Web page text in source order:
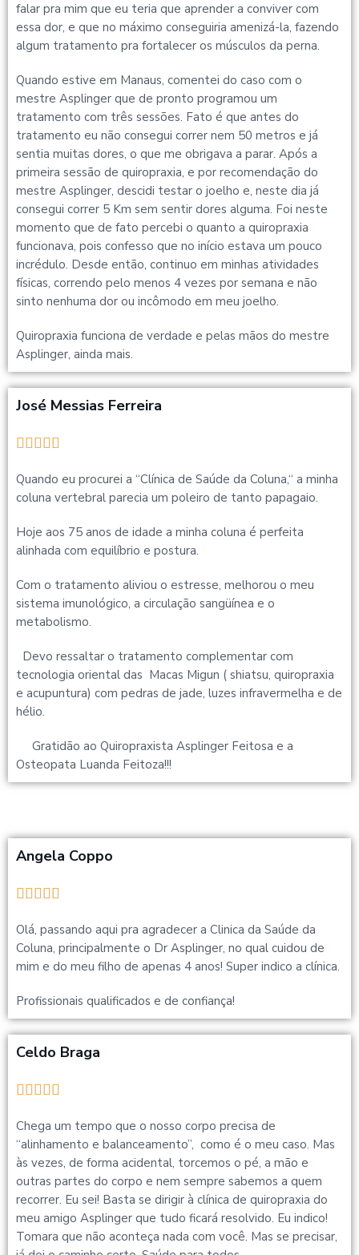
falar pra mim que eu teria que aprender a conviver com
essa dor, e que no máximo conseguiria amenizá-la, fazendo
algum tratamento pra fortalecer os músculos da perna.
Quando estive em Manaus, comentei do caso com o
mestre Asplinger que de pronto programou um
tratamento com três sessões. Fato é que antes do
tratamento eu não consegui correr nem 50 metros e já
sentia muitas dores, o que me obrigava a parar. Após a
primeira sessão de quiropraxia, e por recomendação do
mestre Asplinger, descidi testar o joelho e, neste dia já
consegui correr 5 Km sem sentir dores alguma. Foi neste
momento que de fato percebi o quanto a quiropraxia
funcionava, pois confesso que no início estava um pouco
incrédulo. Desde então, continuo em minhas atividades
físicas, correndo pelo menos 4 vezes por semana e não
sinto nenhuma dor ou incômodo em meu joelho.
Quiropraxia funciona de verdade e pelas mãos do mestre
Asplinger, ainda mais.
José Messias Ferreira
    
Quando eu procurei a “Clínica de Saúde da Coluna,“ a minha
coluna vertebral parecia um poleiro de tanto papagaio.
Hoje aos 75 anos de idade a minha coluna é perfeita
alinhada com equilíbrio e postura.
Com o tratamento aliviou o estresse, melhorou o meu
sistema imunológico, a circulação sangüínea e o
metabolismo.
Devo ressaltar o tratamento complementar com
tecnologia oriental das Macas Migun ( shiatsu, quiropraxia
e acupuntura) com pedras de jade, luzes infravermelha e de
hélio.
Gratidão ao Quiropraxista Asplinger Feitosa e a
Osteopata Luanda Feitoza!!!
Angela Coppo
    
Olá, passando aqui pra agradecer a Clinica da Saúde da
Coluna, principalmente o Dr Asplinger, no qual cuidou de
mim e do meu filho de apenas 4 anos! Super indico a clínica.
Profissionais qualificados e de confiança!
Celdo Braga
    
Chega um tempo que o nosso corpo precisa de
“alinhamento e balanceamento”, como é o meu caso. Mas
às vezes, de forma acidental, torcemos o pé, a mão e
outras partes do corpo e nem sempre sabemos a quem
recorrer. Eu sei! Basta se dirigir à clínica de quiropraxia do
meu amigo Asplinger que tudo ficará resolvido. Eu indico!
Tomara que não aconteça nada com você. Mas se precisar,